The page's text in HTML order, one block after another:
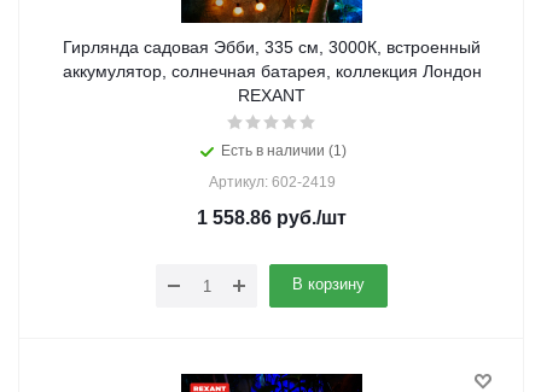
Гирлянда садовая Эбби, 335 см, 3000К, встроенный
аккумулятор, солнечная батарея, коллекция Лондон
REXANT
Есть в наличии (1)
Артикул: 602-2419
1 558.86 руб./шт
В корзину